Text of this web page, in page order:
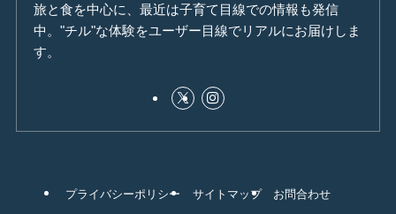
旅と食を中心に、最近は子育て目線での情報も発信
中。"チル"な体験をユーザー目線でリアルにお届けしま
す。
プライバシーポリシー サイトマップ お問合わせ